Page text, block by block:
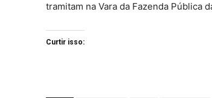
tramitam na Vara da Fazenda Pública
Curtir isso: